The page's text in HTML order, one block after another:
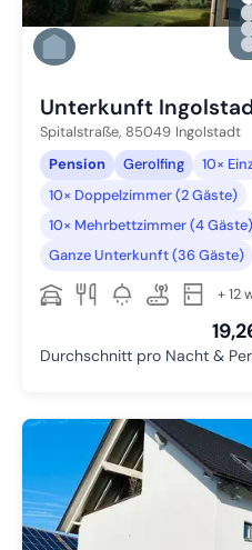
Unterkunft
Spitalstraße, 85049 Ingolstadt
Pension
Gerolfing
10×
10× Doppelzimmer (2 Gäste)
10× Mehrbettzimmer (4 Gäste)
Ganze Unterkunft (36 Gäste)
+ 12
Durchschnitt pro Nacht &